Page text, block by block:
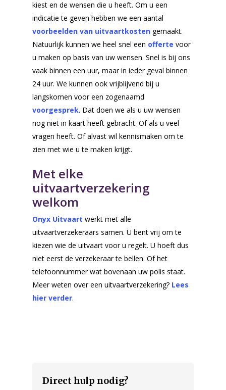
kiest en de wensen die u heeft. Om u een
indicatie te geven hebben we een aantal
voorbeelden van uitvaartkosten gemaakt.
Natuurlijk kunnen we heel snel een offerte voor
u maken op basis van uw wensen. Snel is bij ons
vaak binnen een uur, maar in ieder geval binnen
24 uur. We kunnen ook vrijblijvend bij u
langskomen voor een zogenaamd
voorgesprek. Dat doen we als u uw wensen
nog niet in kaart heeft gebracht. Of als u veel
vragen heeft. Of alvast wil kennismaken om te
zien met wie u te maken krijgt.
Met elke
uitvaartverzekering
welkom
Onyx Uitvaart werkt met alle
uitvaartverzekeraars samen. U bent vrij om te
kiezen wie de uitvaart voor u regelt. U hoeft dus
niet eerst de verzekeraar te bellen. Of het
telefoonnummer wat bovenaan uw polis staat.
Meer weten over een uitvaartverzekering? Lees
hier verder.
Direct hulp nodig?
Wensenboekje
Uitvaart regelen
Overlijden melden
Begraven of
Inspiratie voor uw
uitvaart
Rondom de uitvaart
Checklist
Over ons
Ervaringen
Contact
Offerte aanvragen